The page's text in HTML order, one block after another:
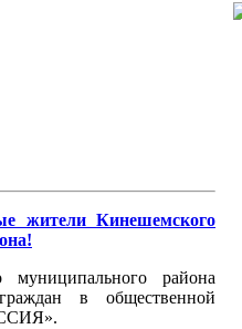
жители Кинешемского
муниципального района
в общественной